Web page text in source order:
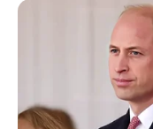
Outra decoração
festa junina
Escolha as cores
comemoração